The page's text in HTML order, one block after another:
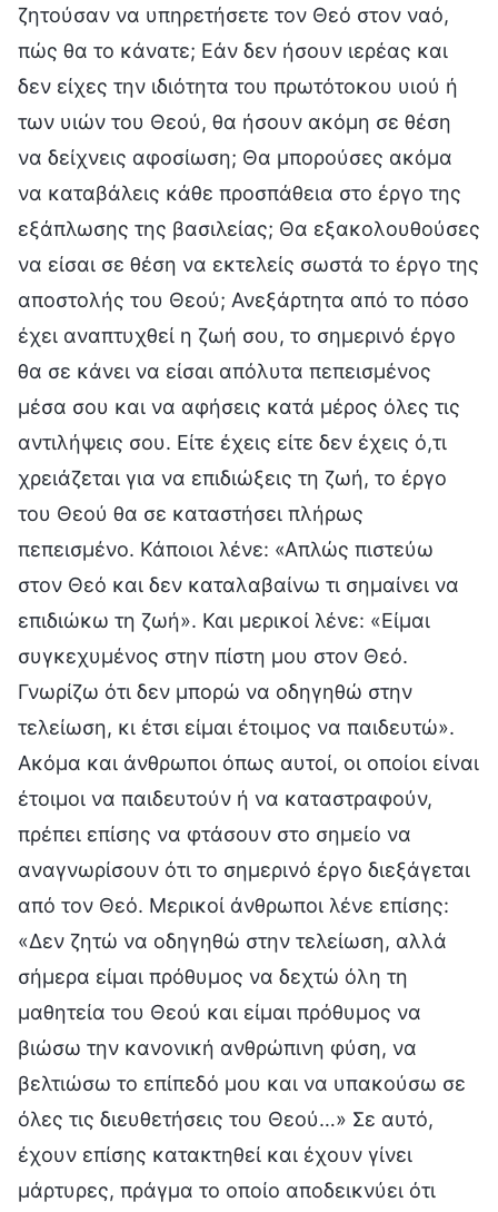
ζητούσαν να υπηρετήσετε τον Θεό στον ναό,
πώς θα το κάνατε; Εάν δεν ήσουν ιερέας και
δεν είχες την ιδιότητα του πρωτότοκου υιού ή
των υιών του Θεού, θα ήσουν ακόμη σε θέση
να δείχνεις αφοσίωση; Θα μπορούσες ακόμα
να καταβάλεις κάθε προσπάθεια στο έργο της
εξάπλωσης της βασιλείας; Θα εξακολουθούσες
να είσαι σε θέση να εκτελείς σωστά το έργο της
αποστολής του Θεού; Ανεξάρτητα από το πόσο
έχει αναπτυχθεί η ζωή σου, το σημερινό έργο
θα σε κάνει να είσαι απόλυτα πεπεισμένος
μέσα σου και να αφήσεις κατά μέρος όλες τις
αντιλήψεις σου. Είτε έχεις είτε δεν έχεις ό,τι
χρειάζεται για να επιδιώξεις τη ζωή, το έργο
του Θεού θα σε καταστήσει πλήρως
πεπεισμένο. Κάποιοι λένε: «Απλώς πιστεύω
στον Θεό και δεν καταλαβαίνω τι σημαίνει να
επιδιώκω τη ζωή». Και μερικοί λένε: «Είμαι
συγκεχυμένος στην πίστη μου στον Θεό.
Γνωρίζω ότι δεν μπορώ να οδηγηθώ στην
τελείωση, κι έτσι είμαι έτοιμος να παιδευτώ».
Ακόμα και άνθρωποι όπως αυτοί, οι οποίοι είναι
έτοιμοι να παιδευτούν ή να καταστραφούν,
πρέπει επίσης να φτάσουν στο σημείο να
αναγνωρίσουν ότι το σημερινό έργο διεξάγεται
από τον Θεό. Μερικοί άνθρωποι λένε επίσης:
«Δεν ζητώ να οδηγηθώ στην τελείωση, αλλά
σήμερα είμαι πρόθυμος να δεχτώ όλη τη
μαθητεία του Θεού και είμαι πρόθυμος να
βιώσω την κανονική ανθρώπινη φύση, να
βελτιώσω το επίπεδό μου και να υπακούσω σε
όλες τις διευθετήσεις του Θεού…» Σε αυτό,
έχουν επίσης κατακτηθεί και έχουν γίνει
μάρτυρες, πράγμα το οποίο αποδεικνύει ότι